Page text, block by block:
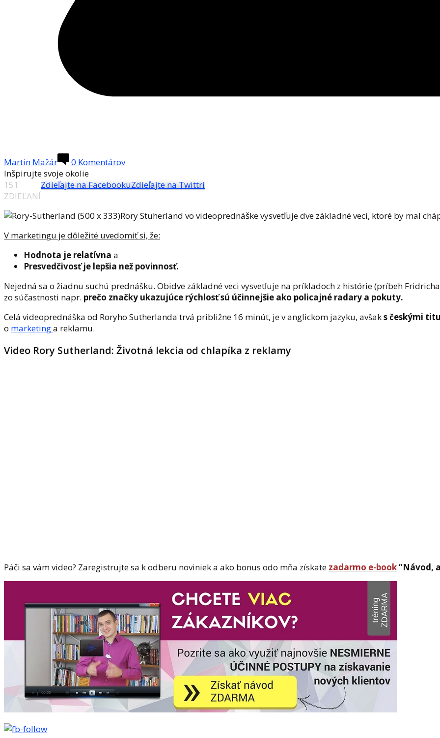
Martin Mažár
0 Komentárov
Inšpirujte svoje okolie
151
ZDIEĽANÍ
Zdieľajte na FacebookuZdieľajte na Twittri
Rory Stuherland vo videoprednáške vysvetľuje dve základné veci, ktoré by mal
V marketingu je dôležité uvedomiť si, že:
Hodnota je relatívna a
Presvedčivosť je lepšia než povinnosť.
Nejedná sa o žiadnu suchú prednášku. Obidve základné veci vysvetľuje na príkladoch z histórie (príbeh
zo súčastnosti napr. prečo značky ukazujúce rýchlosť sú účinnejšie ako policajné radary a pokuty.
Celá videoprednáška od Roryho Sutherlanda trvá približne 16 minút, je v anglickom jazyku, avšaks českými
o marketinga reklamu.
Video Rory Sutherland: Životná lekcia od chlapíka z reklamy
Páči sa vám video? Zaregistrujte sa k odberu noviniek a ako bonus odo mňa získate zadarmo e-book“Návod,